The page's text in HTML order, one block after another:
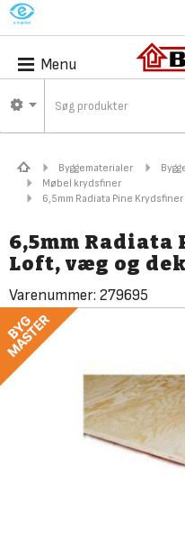
M
Menu
Byggematerialer
Møbel krydsfiner
6,5mm Radiata Pine
6,5mm
Loft, væg og
Varenummer: 279695